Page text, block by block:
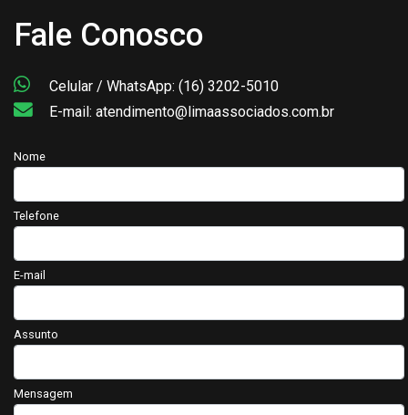
Fale Conosco
Celular / WhatsApp: (16) 3202-5010
E-mail: atendimento@limaassociados.com.br
Nome
Telefone
E-mail
Assunto
Mensagem